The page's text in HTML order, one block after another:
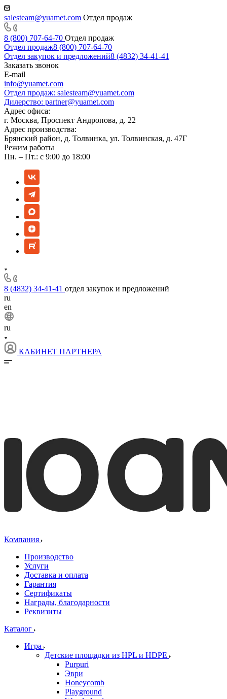
salesteam@yuamet.com Отдел продаж
8 (800) 707-64-70 Отдел продаж
Отдел продаж8 (800) 707-64-70
Отдел закупок и предложений8 (4832) 34-41-41
Заказать звонок
E-mail
info@yuamet.com
Отдел продаж: salesteam@yuamet.com
Дилерство: partner@yuamet.com
Адрес офиса:
г. Москва, Проспект Андропова, д. 22
Адрес производства:
Брянский район, д. Толвинка, ул. Толвинская, д. 47Г
Режим работы
Пн. – Пт.: с 9:00 до 18:00
8 (4832) 34-41-41 отдел закупок и предложений
ru
en
ru
КАБИНЕТ ПАРТНЕРА
Компания
Производство
Услуги
Доставка и оплата
Гарантия
Сертификаты
Награды, благодарности
Реквизиты
Каталог
Игра
Детские площадки из HPL и HDPE
Purpuri
Эври
Honeycomb
Playground